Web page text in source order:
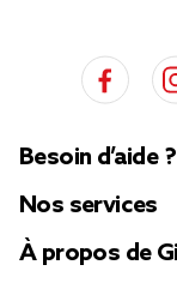
Besoin d’aide ?
Nos services
À propos de